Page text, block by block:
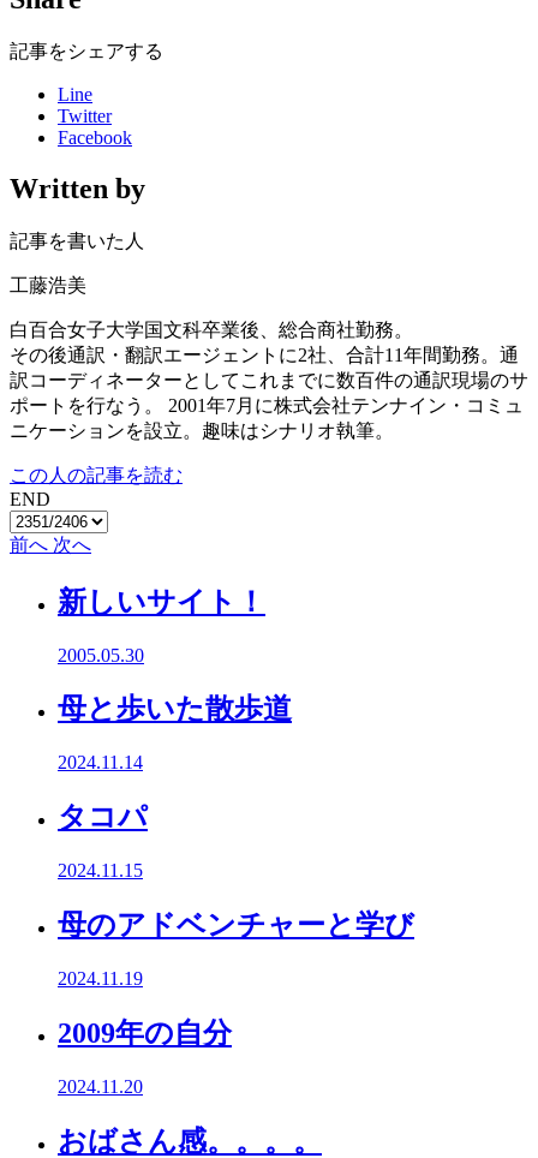
記事をシェアする
Line
Twitter
Facebook
Written by
記事を書いた人
工藤浩美
白百合女子大学国文科卒業後、総合商社勤務。
その後通訳・翻訳エージェントに2社、合計11年間勤務。通
訳コーディネーターとしてこれまでに数百件の通訳現場のサ
ポートを行なう。 2001年7月に株式会社テンナイン・コミュ
ニケーションを設立。趣味はシナリオ執筆。
この人の記事を読む
END
前へ 次へ
新しいサイト！
2005.05.30
母と歩いた散歩道
2024.11.14
タコパ
2024.11.15
母のアドベンチャーと学び
2024.11.19
2009年の自分
2024.11.20
おばさん感。。。。